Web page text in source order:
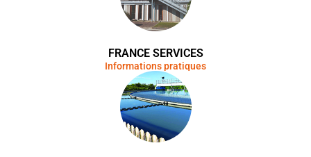
FRANCE SERVICES
Informations pratiques